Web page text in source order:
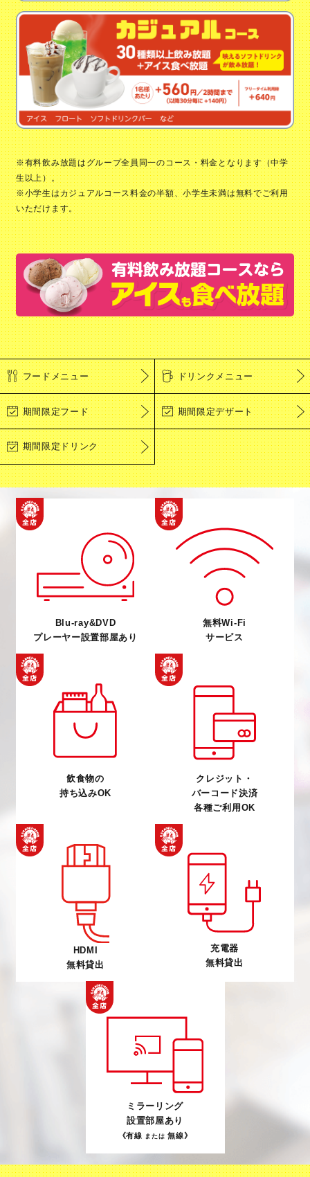
※有料飲み放題はグループ全員同一のコース・料金となります（中学
生以上）。
※小学生はカジュアルコース料金の半額、小学生未満は無料でご利用
いただけます。
フードメニュー ドリンクメニュー
期間限定フード 期間限定デザート
期間限定ドリンク
Blu-ray&DVD
プレーヤー設置部屋あり
無料Wi-Fi
サービス
飲食物の
持ち込みOK
クレジット・
バーコード決済
各種ご利用OK
HDMI
無料貸出
充電器
無料貸出
ミラーリング
設置部屋あり
《有線 または 無線》